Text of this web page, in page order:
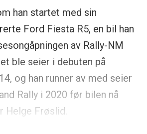
han startet med sin
Ford Fiesta R5, en bil han
av Rally-NM
ble seier i debuten på
og han runner av med seier
Rally i 2020 før bilen nå
Helge Frøslid.